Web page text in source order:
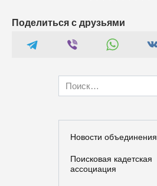
Поделиться с друзьями
for:
Новости объединения
Поисковая кадетская
ассоциация